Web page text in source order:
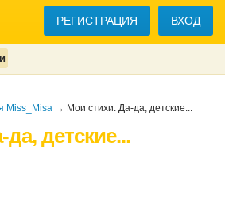
РЕГИСТРАЦИЯ ВХОД
Miss_Misa → Мои стихи. Да-да, детские...
детские...